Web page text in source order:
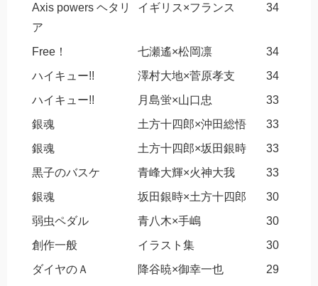
Axis powers ヘタリ
ア
イギリス×フランス 34
Free！ 七瀬遙×松岡凛
34
ハイキュー!!
澤村大地×菅原孝支
34
ハイキュー!!
月島蛍×山口忠
33
銀魂
土方十四郎×沖田総悟
33
銀魂
土方十四郎×坂田銀時
33
黒子のバスケ
青峰大輝×火神大我
33
銀魂
坂田銀時×土方十四郎
30
弱虫ペダル
青八木×手嶋
30
創作一般
イラスト集
30
ダイヤのＡ
降谷暁×御幸一也
29